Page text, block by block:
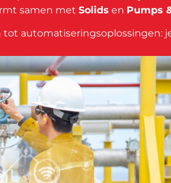
samen met Solids en Pumps
tot